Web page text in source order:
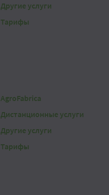
Другие услуги
Тарифы
AgroFabrica
Дистанционные услуги
Другие услуги
Тарифы